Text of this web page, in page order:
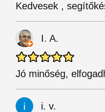
Kedvesek ,
I. A.
Jó minőség,
i. v.